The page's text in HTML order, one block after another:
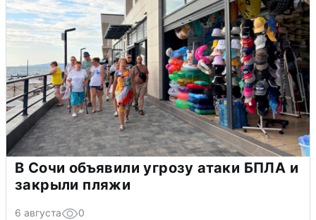
В Сочи объявили угрозу атаки БПЛА и
закрыли пляжи
6 августа 0